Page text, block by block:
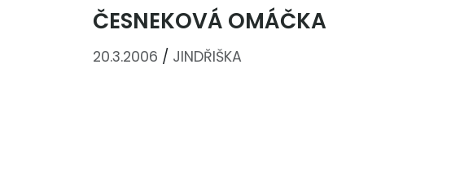
ČESNEKOVÁ OMÁČKA
20.3.2006 / JINDŘIŠKA